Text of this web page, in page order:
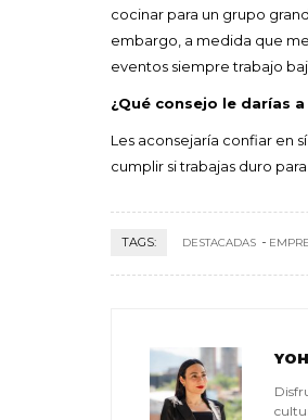
cocinar para un grupo
embargo, a medida que
eventos siempre trabajo
¿Qué consejo le darías
Les aconsejaría confiar en
cumplir si trabajas duro
TAGS: DESTACADAS